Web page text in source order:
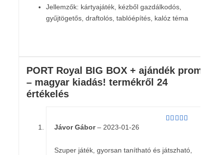
Jellemzők: kártyajáték, kézből gazdálkodós,
gyűjtögetős, draftolós, tablóépítés, kalóz téma
PORT Royal BIG BOX + ajándék promó
– magyar kiadás! termékről 24
értékelés
Jávor Gábor– 2023-01-26
Szuper játék, gyorsan tanítható és játszható,